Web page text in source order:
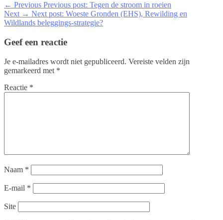
← Previous Previous post: Tegen de stroom in roeien
Next → Next post: Woeste Gronden (EHS), Rewilding en
Wildlands beleggings-strategie?
Geef een reactie
Je e-mailadres wordt niet gepubliceerd. Vereiste velden zijn
gemarkeerd met *
Reactie *
Naam *
E-mail *
Site